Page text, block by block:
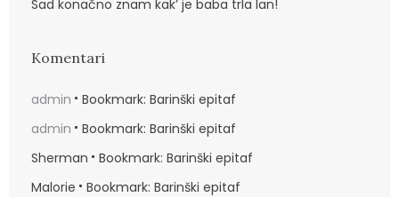
Sad konačno znam kak’ je baba trla lan!
Komentari
admin
Bookmark: Barinški epitaf
admin
Bookmark: Barinški epitaf
Sherman
Bookmark: Barinški epitaf
Malorie
Bookmark: Barinški epitaf